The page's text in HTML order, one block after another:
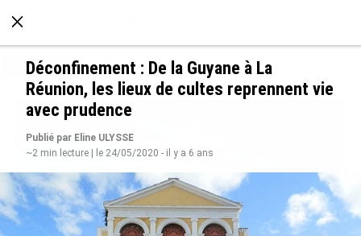
À LA UNE POLITIQUE ECONOMIE
Déconfinement : De la Guyane à La
Réunion, les lieux de cultes reprennent vie
avec prudence
Publié par Eline ULYSSE
~2 min lecture | le 24/05/2020 - il y a 6 ans